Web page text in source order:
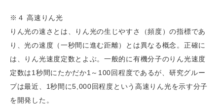
※４ 高速りん光
りん光の速さとは、りん光の生じやすさ（頻度）の指標であ
り、光の速度（一秒間に進む距離）とは異なる概念。正確に
は、りん光速度定数とよぶ。一般的に有機分子のりん光速度
定数は1秒間にたかだか1～100回程度であるが、研究グルー
プは最近、1秒間に5,000回程度という高速りん光を示す分子
を開発した。